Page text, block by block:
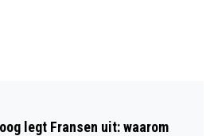
legt Fransen uit: waarom